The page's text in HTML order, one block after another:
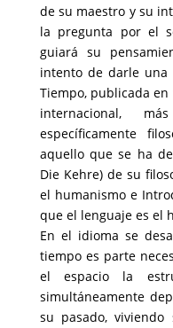
de su maestro y su
la pregunta por el
guiará su
intento de darle una
Tiempo, publicada
internacional,
específicamente
aquello que se ha
Die Kehre) de su
el humanismo e
que el lenguaje es el
En el idioma se
tiempo es parte
el espacio la
simultáneamente
su pasado,